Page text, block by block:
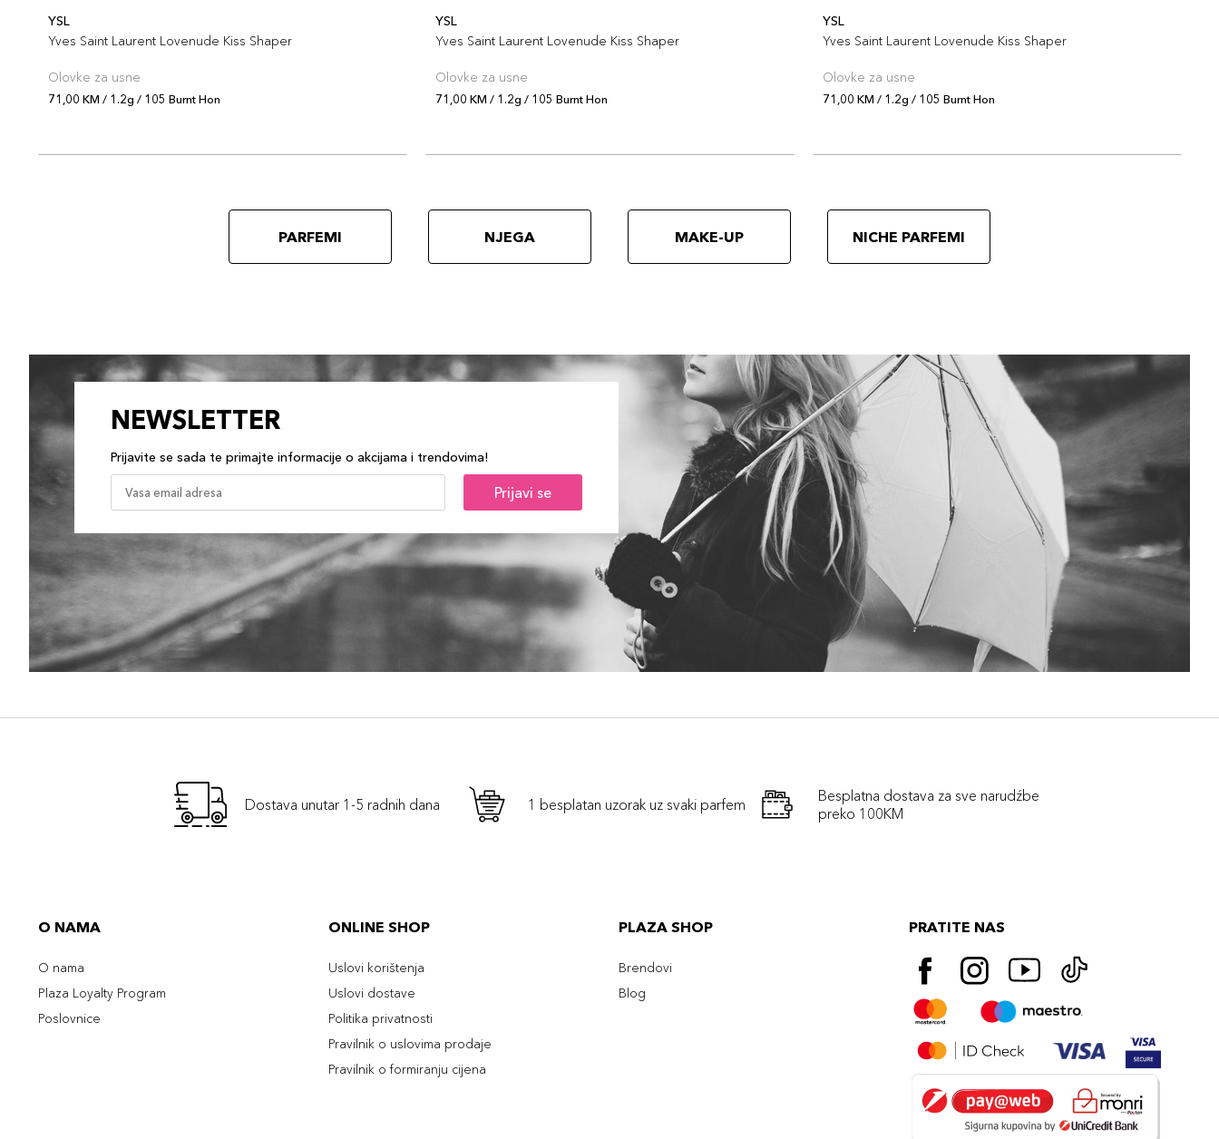
YSL
Yves Saint Laurent Lovenude Kiss Shaper
Olovke za usne
71,00 KM / 1.2g / 105 Burnt Hon
YSL
Yves Saint Laurent Lovenude Kiss Shaper
Olovke za usne
71,00 KM / 1.2g / 105 Burnt Hon
YSL
Yves Saint Laurent Lovenude Kiss Shaper
Olovke za usne
71,00 KM / 1.2g / 105 Burnt Hon
PARFEMI NJEGA MAKE-UP NICHE PARFEMI
NEWSLETTER
Prijavite se sada te primajte informacije o akcijama i trendovima!
Prijavi se
Dostava unutar 1-5 radnih dana 1 besplatan uzorak uz svaki parfem
Besplatna dostava za sve narudźbe
preko 100KM
O NAMA
O nama
Plaza Loyalty Program
Poslovnice
ONLINE SHOP
Uslovi korištenja
Uslovi dostave
Politika privatnosti
Pravilnik o uslovima prodaje
Pravilnik o formiranju cijena
PLAZA SHOP
Brendovi
Blog
PRATITE NAS